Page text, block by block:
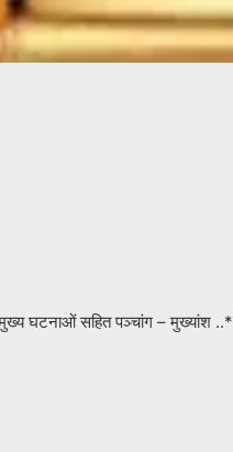
घटनाओं सहित पञ्चांग – मुख्यांश ..*